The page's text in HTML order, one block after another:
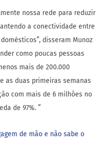
nossa rede para reduzir
a conectividade entre
disseram Munoz
como poucas pessoas
mais de 200.000
as duas primeiras semanas
com mais de 6 milhões no
de 97%. ”
de mão e não sabe o